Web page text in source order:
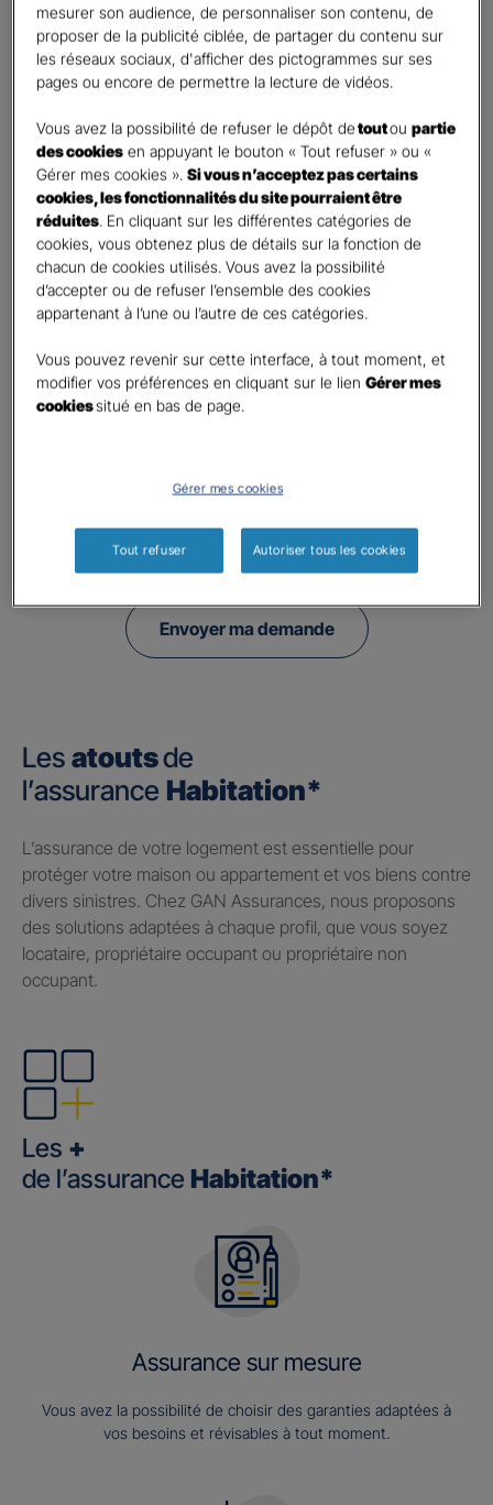
First Last
Téléphone*
United
States
+1
E-mail*
Informations complémentaires (facultatif)
Information données personnelles *
En cochant cette case et en soumettant ce formulaire,
j'accepte que mes données personnelles soient utilisées
Pour connaitre et exercer vos droits, notamment de retrait de votre consentement
Envoyer ma demande
Les atoutsde
l’assurance Habitation*
​L’assurance de votre logement est essentielle pour
protéger votre maison ou appartement et vos biens contre
divers sinistres. Chez GAN Assurances, nous proposons
des solutions adaptées à chaque profil, que vous soyez
locataire, propriétaire occupant ou propriétaire non
occupant.
Les +
de l’assurance Habitation*
Assurance sur mesure
Vous avez la possibilité de choisir des garanties adaptées à
vos besoins et révisables à tout moment.
mesurer son audience, de personnaliser son contenu, de
proposer de la publicité ciblée, de partager du contenu sur
les réseaux sociaux, d'afficher des pictogrammes sur ses
pages ou encore de permettre la lecture de vidéos.
Vous avez la possibilité de refuser le dépôt detoutoupartie
des cookies en appuyant le bouton « Tout refuser » ou «
Gérer mes cookies ».Si vous n’acceptez pas certains
cookies, les fonctionnalités du site pourraient être
réduites. En cliquant sur les différentes catégories de
cookies, vous obtenez plus de détails sur la fonction de
chacun de cookies utilisés. Vous avez la possibilité
d’accepter ou de refuser l’ensemble des cookies
appartenant à l’une ou l’autre de ces catégories.
Vous pouvez revenir sur cette interface, à tout moment, et
modifier vos préférences en cliquant sur le lienGérer mes
cookiessitué en bas de page.
Gérer mes cookies
Tout refuser Autoriser tous les cookies